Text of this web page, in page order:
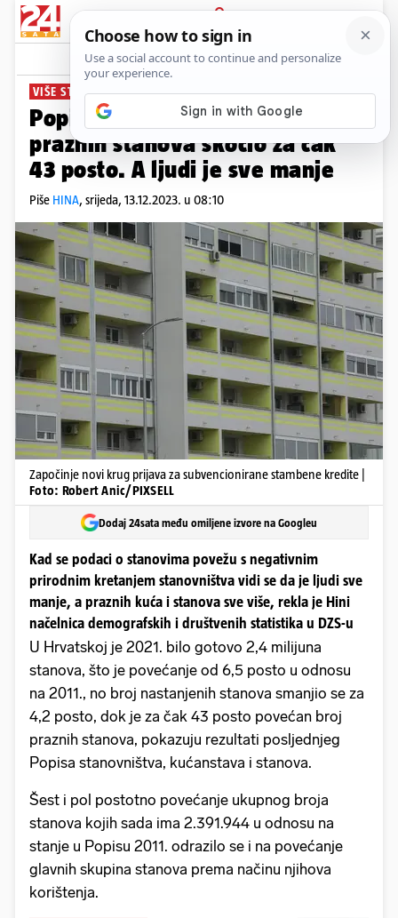
PRIJAVA
News Komentari
VIŠE STANOVA, MANJE LJUDI
Popis iz 2021. otkrio da je broj
praznih stanova skočio za čak
43 posto. A ljudi je sve manje
Piše HINA, srijeda, 13.12.2023. u 08:10
Započinje novi krug prijava za subvencionirane stambene kredite |
Foto: Robert Anic/PIXSELL
Dodaj 24sata među omiljene izvore na Googleu
Kad se podaci o stanovima povežu s negativnim
prirodnim kretanjem stanovništva vidi se da je ljudi sve
manje, a praznih kuća i stanova sve više, rekla je Hini
načelnica demografskih i društvenih statistika u DZS-u
U Hrvatskoj je 2021. bilo gotovo 2,4 milijuna
stanova, što je povećanje od 6,5 posto u odnosu
na 2011., no broj nastanjenih stanova smanjio se za
4,2 posto, dok je za čak 43 posto povećan broj
praznih stanova, pokazuju rezultati posljednjeg
Popisa stanovništva, kućanstava i stanova.
Šest i pol postotno povećanje ukupnog broja
stanova kojih sada ima 2.391.944 u odnosu na
stanje u Popisu 2011. odrazilo se i na povećanje
glavnih skupina stanova prema načinu njihova
korištenja.